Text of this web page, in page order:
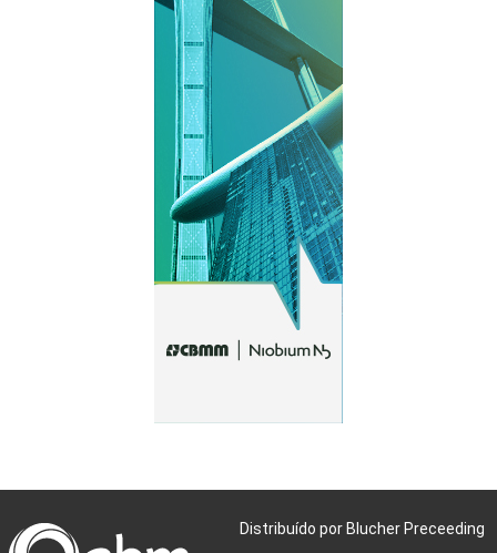
Distribuído por Blucher Preceeding